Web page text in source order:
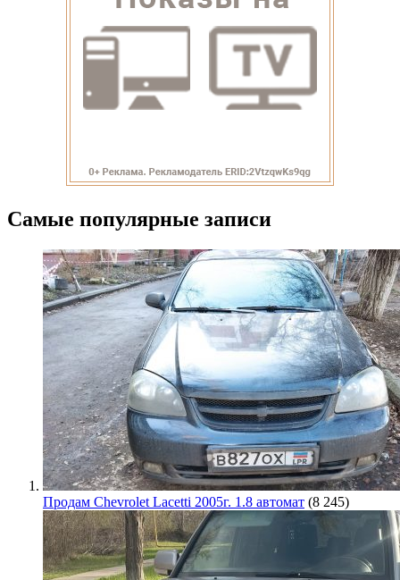
Самые популярные записи
Продам Chevrolet Lacetti 2005г. 1.8 автомат (8 245)